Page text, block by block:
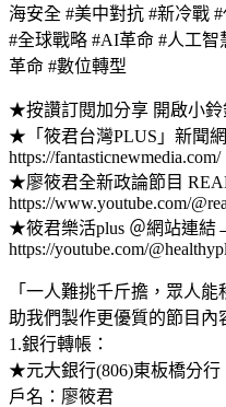
海安全 #美中對抗 #新冷戰
#全球戰略 #AI革命 #人工智
革命 #數位轉型
★按讚訂閱加分享 開啟小鈴
★「筱君台灣PLUS」新聞
https://fantasticnewmedia.com/
★廖筱君全新政論節目
https://www.youtube.com/
★筱君樂活plus ＠網站連結
https://youtube.com/
「一人難挑千斤擔，眾人
助我們製作更優質的節目內
1.銀行轉帳：
★元大銀行(806)東板橋分行
戶名：廖筱君